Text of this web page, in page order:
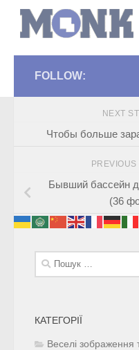
FOLLOW:
NEXT
Чтобы больше
PREVIOUS
Бывший бассейн
(36
Пошук:
КАТЕГОРІЇ
Веселі зображення